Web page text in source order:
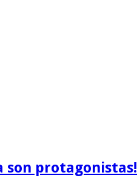
son protagonistas!